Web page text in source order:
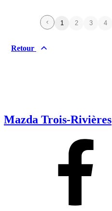
1 2 3 4
Retour
Mazda Trois-Rivières